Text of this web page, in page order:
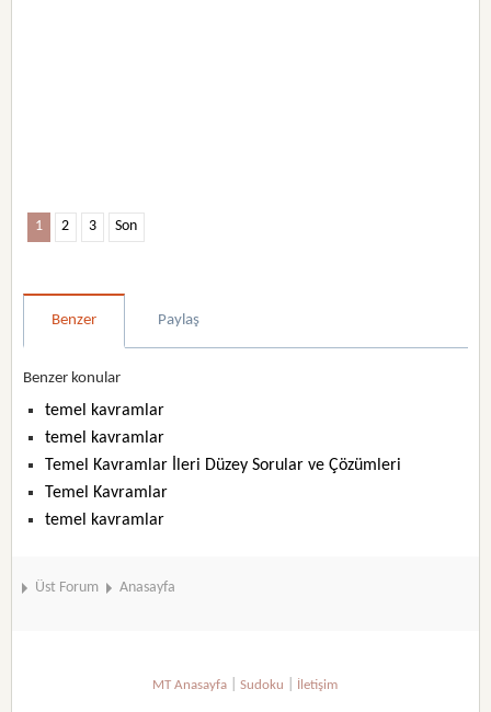
1 2 3 Son
Benzer Paylaş
Benzer konular
temel kavramlar
temel kavramlar
Temel Kavramlar İleri Düzey Sorular ve Çözümleri
Temel Kavramlar
temel kavramlar
Üst Forum Anasayfa
MT Anasayfa |Sudoku İletişim